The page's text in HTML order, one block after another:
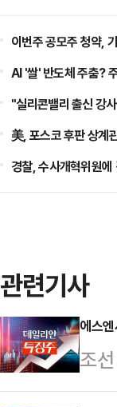
이번주 공모주 청약,
AI '쌀' 반도체 주춤?
"실리콘밸리 출신 강
美, 포스코 후판 상계
경찰, 수사개혁위원에
관련기사
에스
조